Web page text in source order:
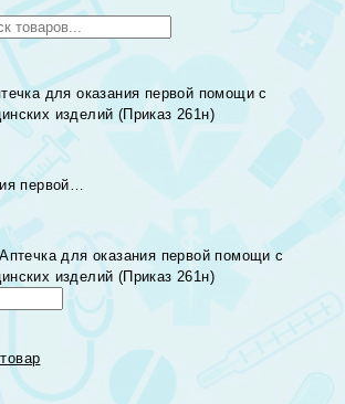
для оказания первой помощи с
изделий (Приказ 261н)
первой…
для оказания первой помощи с
изделий (Приказ 261н)